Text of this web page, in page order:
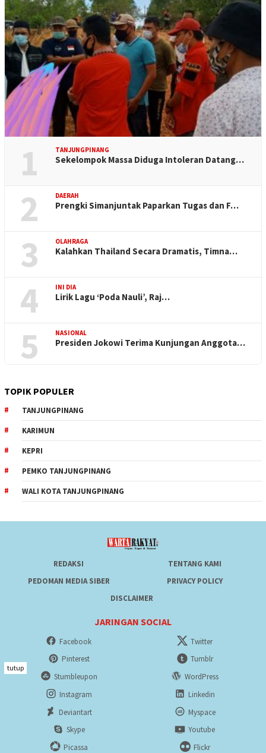
1 TANJUNGPINANG
Sekelompok Massa Diduga Intoleran Datang…
2 DAERAH
Prengki Simanjuntak Paparkan Tugas dan F…
3 OLAHRAGA
Kalahkan Thailand Secara Dramatis, Timna…
4 INI DIA
Lirik Lagu ‘Poda Nauli’, Raj…
5 NASIONAL
Presiden Jokowi Terima Kunjungan Anggota…
TOPIK POPULER
TANJUNGPINANG
KARIMUN
KEPRI
PEMKO TANJUNGPINANG
WALI KOTA TANJUNGPINANG
REDAKSI
TENTANG KAMI
PEDOMAN MEDIA SIBER
PRIVACY POLICY
DISCLAIMER
JARINGAN SOCIAL
Facebook
Twitter
Pinterest
Tumblr
Stumbleupon
WordPress
Instagram
Linkedin
Deviantart
Myspace
Skype
Youtube
Picassa
Flickr
tutup